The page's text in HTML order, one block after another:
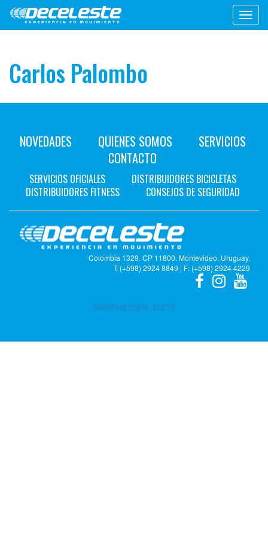
Carlos Palombo
NOVEDADES QUIENES SOMOS
SERVICIOS
CONTACTO
SERVICIOS OFICIALES
DISTRIBUIDORES BICICLETAS
DISTRIBUIDORES FITNESS
CONSEJOS DE SEGURIDAD
Colombia 1329. CP 11800. Montevideo, Uruguay.
T: (+598) 2924 8849 | F: (+598) 2924 4229
Marketing Digital: ELE10